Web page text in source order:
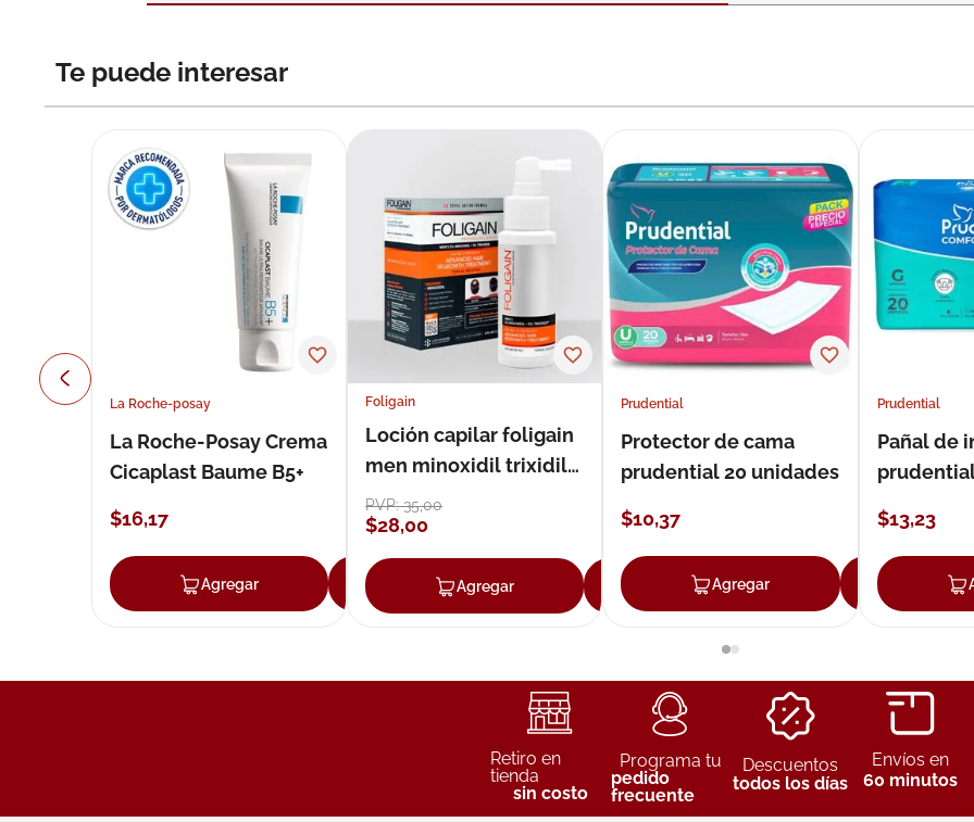
Te puede interesar
La Roche-posay
La Roche-Posay Crema
Cicaplast Baume B5+
$16,17
Agregar Agregar
Foligain
Loción capilar foligain
men minoxidil trixidil
loción 59 ml
PVP:35,00
$28,00
Agregar Agregar
Prudential
Protector de cama
prudential 20 unidades
$10,37
Agregar
Prudential
Pañal de
$13,23
Retiro en
tienda
sin costo
Programa tu
pedido
frecuente
Descuentos
todos los días
Envíos en
60 minutos